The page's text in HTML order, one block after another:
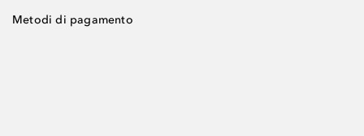
Metodi di pagamento